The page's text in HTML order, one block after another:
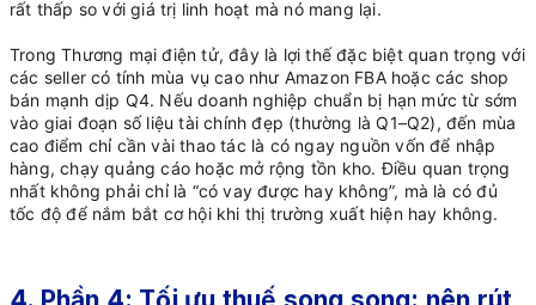
rất thấp so với giá trị linh hoạt mà nó mang lại.
Trong Thương mại điện tử, đây là lợi thế đặc biệt quan trọng với
các seller có tính mùa vụ cao như Amazon FBA hoặc các shop
bán mạnh dịp Q4. Nếu doanh nghiệp chuẩn bị hạn mức từ sớm
vào giai đoạn số liệu tài chính đẹp (thường là Q1–Q2), đến mùa
cao điểm chỉ cần vài thao tác là có ngay nguồn vốn để nhập
hàng, chạy quảng cáo hoặc mở rộng tồn kho. Điều quan trọng
nhất không phải chỉ là “có vay được hay không”, mà là có đủ
tốc độ để nắm bắt cơ hội khi thị trường xuất hiện hay không.